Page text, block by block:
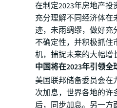
在制定2023年房地产
充分理解不同经济体在
迹，未雨绸缪，做好充
不确定性，并积极抓住
机，捕捉未来的大幅增
中国将在2023年引领全
美国联邦储备委员会在
次加息，世界各地的许
后，同步加息。另一方